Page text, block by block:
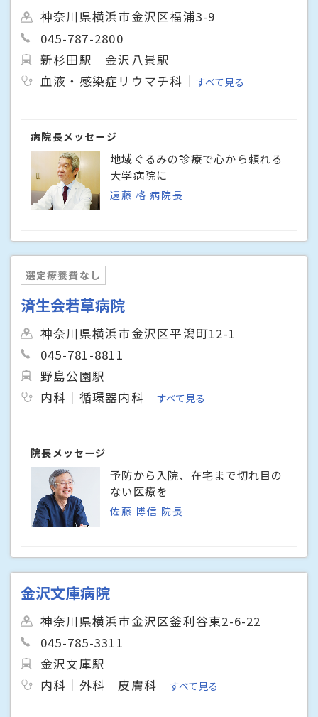
神奈川県横浜市金沢区福浦3-9
045-787-2800
新杉田駅 金沢八景駅
血液・感染症リウマチ科
すべて見る
病院長メッセージ
地域ぐるみの診療で心から頼れる
大学病院に
遠藤 格 病院長
選定療養費なし
済生会若草病院
神奈川県横浜市金沢区平潟町12-1
045-781-8811
野島公園駅
内科
循環器内科 すべて見る
院長メッセージ
予防から入院、在宅まで切れ目の
ない医療を
佐藤 博信 院長
金沢文庫病院
神奈川県横浜市金沢区釜利谷東2-6-22
045-785-3311
金沢文庫駅
内科
外科 皮膚科 すべて見る